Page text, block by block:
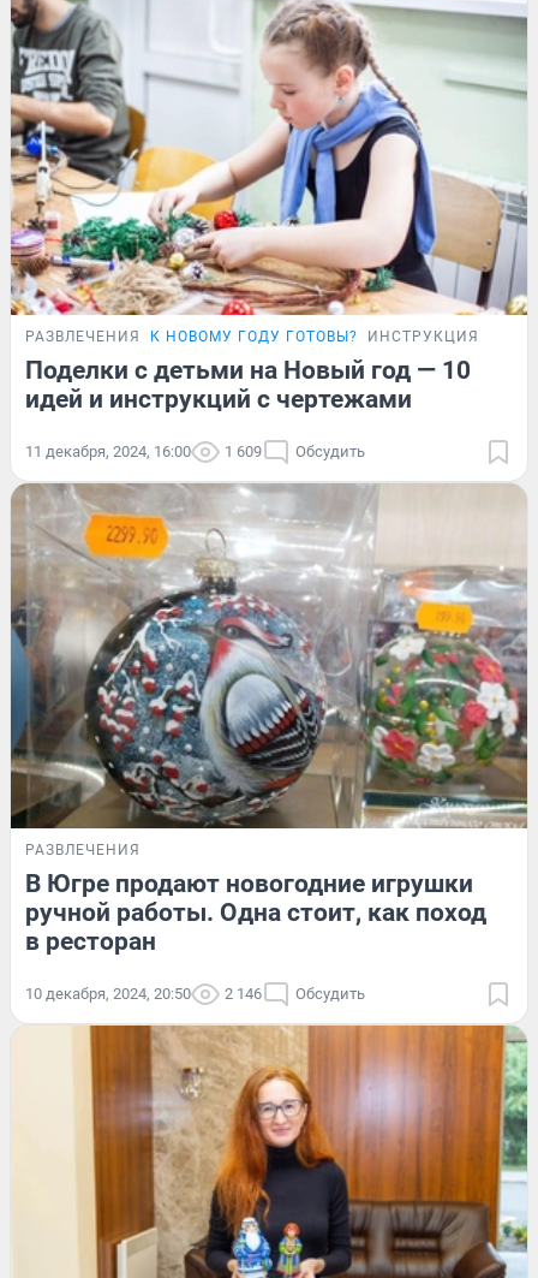
РАЗВЛЕЧЕНИЯ К НОВОМУ ГОДУ ГОТОВЫ? ИНСТРУКЦИЯ
Поделки с детьми на Новый год — 10
идей и инструкций с чертежами
11 декабря, 2024, 16:00 1 609 Обсудить
РАЗВЛЕЧЕНИЯ
В Югре продают новогодние игрушки
ручной работы. Одна стоит, как поход
в ресторан
10 декабря, 2024, 20:50 2 146 Обсудить